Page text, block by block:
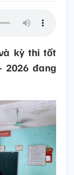
kỳ thi tốt
2026 đang